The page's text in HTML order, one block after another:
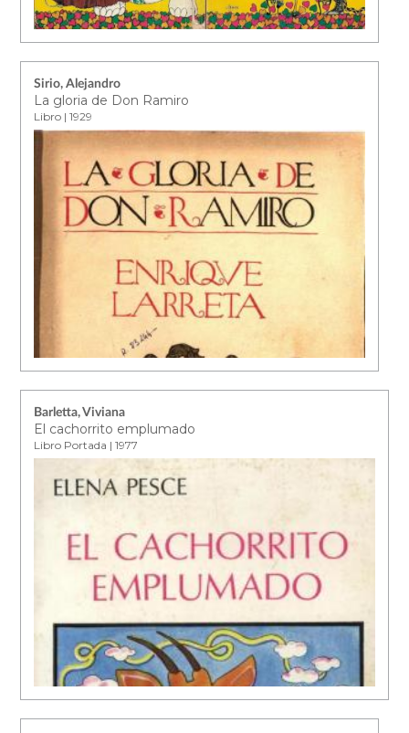
Sirio, Alejandro
La gloria de Don Ramiro
Libro | 1929
Barletta, Viviana
El cachorrito emplumado
Libro Portada | 1977